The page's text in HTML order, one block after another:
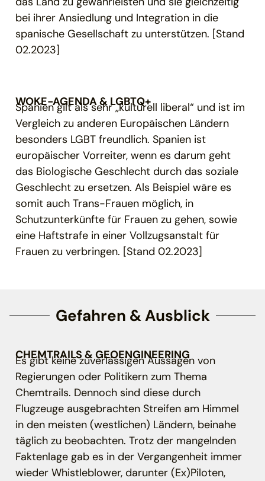
bei ihrer Ansiedlung und Integration in die
spanische Gesellschaft zu unterstützen. [Stand
02.2023]
WOKE-AGENDA & LGBTQ+
Spanien gilt als sehr „kulturell liberal“ und ist im
Vergleich zu anderen Europäischen Ländern
besonders LGBT freundlich. Spanien ist
europäischer Vorreiter, wenn es darum geht
das Biologische Geschlecht durch das soziale
Geschlecht zu ersetzen. Als Beispiel wäre es
somit auch Trans-Frauen möglich, in
Schutzunterkünfte für Frauen zu gehen, sowie
eine Haftstrafe in einer Vollzugsanstalt für
Frauen zu verbringen. [Stand 02.2023]
Gefahren & Ausblick
CHEMTRAILS & GEOENGINEERING
Es gibt keine zuverlässigen Aussagen von
Regierungen oder Politikern zum Thema
Chemtrails. Dennoch sind diese durch
Flugzeuge ausgebrachten Streifen am Himmel
in den meisten (westlichen) Ländern, beinahe
täglich zu beobachten. Trotz der mangelnden
Faktenlage gab es in der Vergangenheit immer
wieder Whistleblower, darunter (Ex)Piloten,